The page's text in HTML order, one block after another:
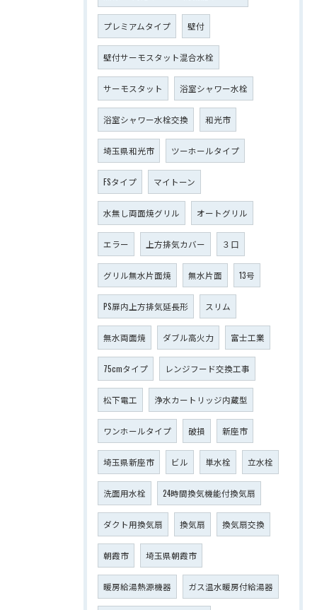
プレミアムタイプ 壁付
壁付サーモスタット混合水栓
サーモスタット 浴室シャワー水栓
浴室シャワー水栓交換 和光市
埼玉県和光市 ツーホールタイプ
FSタイプ マイトーン
水無し両面焼グリル オートグリル
エラー 上方排気カバー ３口
グリル無水片面焼 無水片面 13号
PS扉内上方排気延長形 スリム
無水両面焼 ダブル高火力 富士工業
75cmタイプ レンジフード交換工事
松下電工 浄水カートリッジ内蔵型
ワンホールタイプ 破損 新座市
埼玉県新座市 ビル 単水栓 立水栓
洗面用水栓 24時間換気機能付換気扇
ダクト用換気扇 換気扇 換気扇交換
朝霞市 埼玉県朝霞市
暖房給湯熱源機器 ガス温水暖房付給湯器